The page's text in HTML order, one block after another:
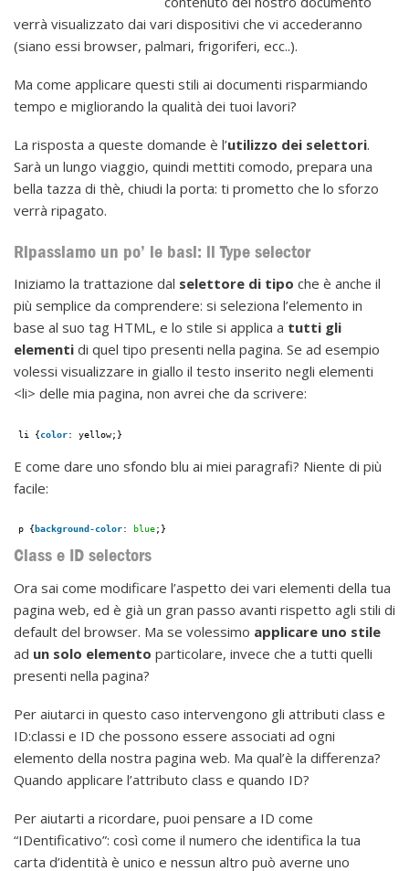
verrà visualizzato dai vari dispositivi che vi accederanno
(siano essi browser, palmari, frigoriferi, ecc..).
Ma come applicare questi stili ai documenti risparmiando
tempo e migliorando la qualità dei tuoi lavori?
La risposta a queste domande è l’utilizzo dei selettori.
Sarà un lungo viaggio, quindi mettiti comodo, prepara una
bella tazza di thè, chiudi la porta: ti prometto che lo sforzo
verrà ripagato.
Ripassiamo un po’ le basi: il Type selector
Iniziamo la trattazione dal selettore di tipo che è anche il
più semplice da comprendere: si seleziona l’elemento in
base al suo tag HTML, e lo stile si applica a tutti gli
elementi di quel tipo presenti nella pagina. Se ad esempio
volessi visualizzare in giallo il testo inserito negli elementi
<li> delle mia pagina, non avrei che da scrivere:
li {color: yellow;}
E come dare uno sfondo blu ai miei paragrafi? Niente di più
facile:
p { background-color: blue;}
Class e ID selectors
Ora sai come modificare l’aspetto dei vari elementi della tua
pagina web, ed è già un gran passo avanti rispetto agli stili di
default del browser. Ma se volessimo applicare uno stile
ad un solo elemento particolare, invece che a tutti quelli
presenti nella pagina?
Per aiutarci in questo caso intervengono gli attributi class e
ID:classi e ID che possono essere associati ad ogni
elemento della nostra pagina web. Ma qual’è la differenza?
Quando applicare l’attributo class e quando ID?
Per aiutarti a ricordare, puoi pensare a ID come
“IDentificativo”: così come il numero che identifica la tua
carta d’identità è unico e nessun altro può averne uno